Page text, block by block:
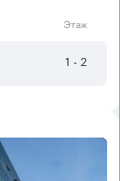
Этаж
1 - 2